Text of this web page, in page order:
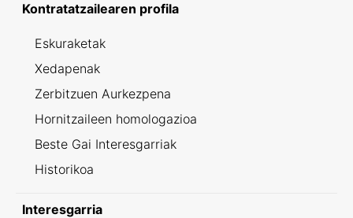
Kontratatzailearen profila
Eskuraketak
Xedapenak
Zerbitzuen Aurkezpena
Hornitzaileen homologazioa
Beste Gai Interesgarriak
Historikoa
Interesgarria